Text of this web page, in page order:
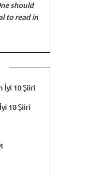
should
to read in
İyi 10 Şiiri
10 Şiiri